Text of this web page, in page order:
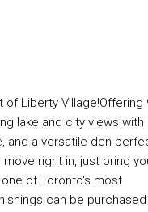
Liberty Village!Offering
lake and city views with
and a versatile den-
right in, just bring
of Toronto's most
can be purchased